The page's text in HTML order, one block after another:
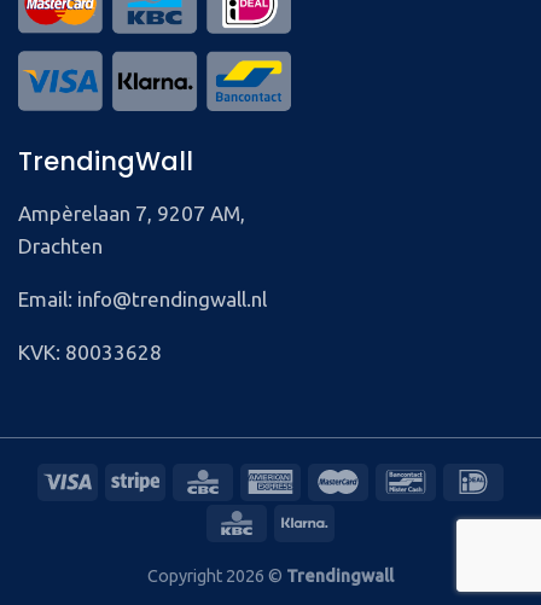
TrendingWall
Ampèrelaan 7, 9207 AM,
Drachten
Email: info@trendingwall.nl
KVK: 80033628
Copyright 2026 © Trendingwall